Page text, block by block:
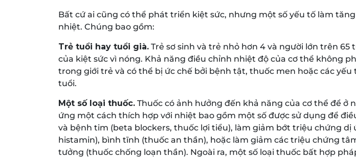
Bất cứ ai cũng có thể phát triển kiệt sức, nhưng một số yếu tố làm
nhiệt. Chúng bao gồm:
Trẻ tuổi hay tuổi già. Trẻ sơ sinh và trẻ nhỏ hơn 4 và người lớn trên 65
của kiệt sức vì nóng. Khả năng điều chỉnh nhiệt độ của cơ thể không
trong giới trẻ và có thể bị ức chế bởi bệnh tật, thuốc men hoặc các yếu
tuổi.
Một số loại thuốc. Thuốc có ảnh hưởng đến khả năng của cơ thể để ở
ứng một cách thích hợp với nhiệt bao gồm một số được sử dụng để
và bệnh tim (beta blockers, thuốc lợi tiểu), làm giảm bớt triệu chứng dị
histamin), bình tĩnh (thuốc an thần), hoặc làm giảm các triệu chứng
tưởng (thuốc chống loạn thần). Ngoài ra, một số loại thuốc bất hợp